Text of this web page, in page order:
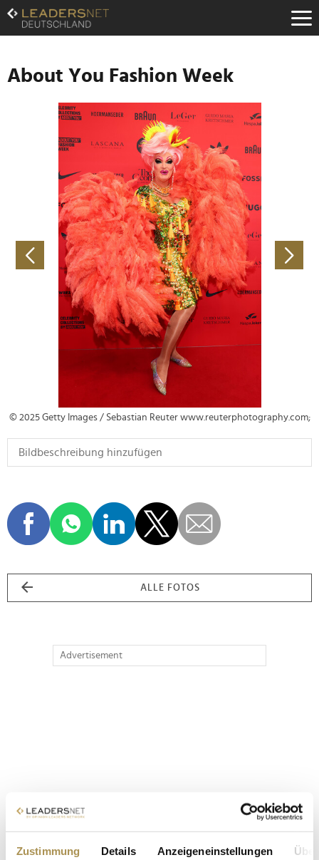
Zustimmung Details Anzeigeneinstellungen
Zum
Inhalt
Zur
Navigation
Zur
Hauptnavigation
About You Fashion Week
© 2025 Getty Images / Sebastian Reuter www.reuterphotography.com;
ALLE FOTOS
Advertisement